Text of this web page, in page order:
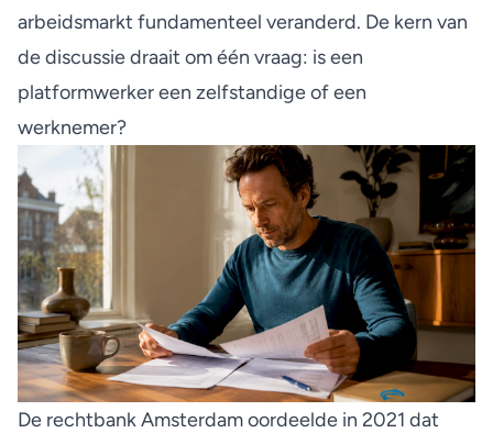
arbeidsmarkt fundamenteel veranderd. De kern van
de discussie draait om één vraag: is een
platformwerker een zelfstandige of een
werknemer?
De rechtbank Amsterdamoordeelde in 2021 dat